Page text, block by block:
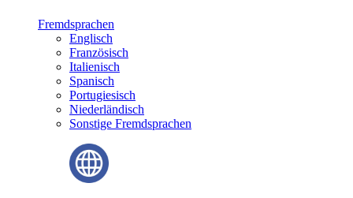
Fremdsprachen
Englisch
Französisch
Italienisch
Spanisch
Portugiesisch
Niederländisch
Sonstige Fremdsprachen